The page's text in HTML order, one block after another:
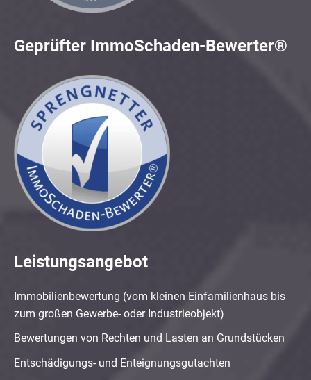
Geprüfter ImmoSchaden-Bewerter®
Leistungsangebot
Immobilienbewertung (vom kleinen Einfamilienhaus bis
zum großen Gewerbe- oder Industrieobjekt)
Bewertungen von Rechten und Lasten an Grundstücken
Entschädigungs- und Enteignungsgutachten